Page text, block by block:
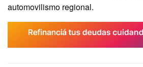
automovilismo regional.